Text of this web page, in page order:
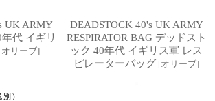
UK ARMY
代 イギリ
[オリーブ]
別)
DEADSTOCK 40's UK ARMY
RESPIRATOR BAG デッドスト
ック 40年代 イギリス軍 レス
ピレーターバッグ [オリーブ]